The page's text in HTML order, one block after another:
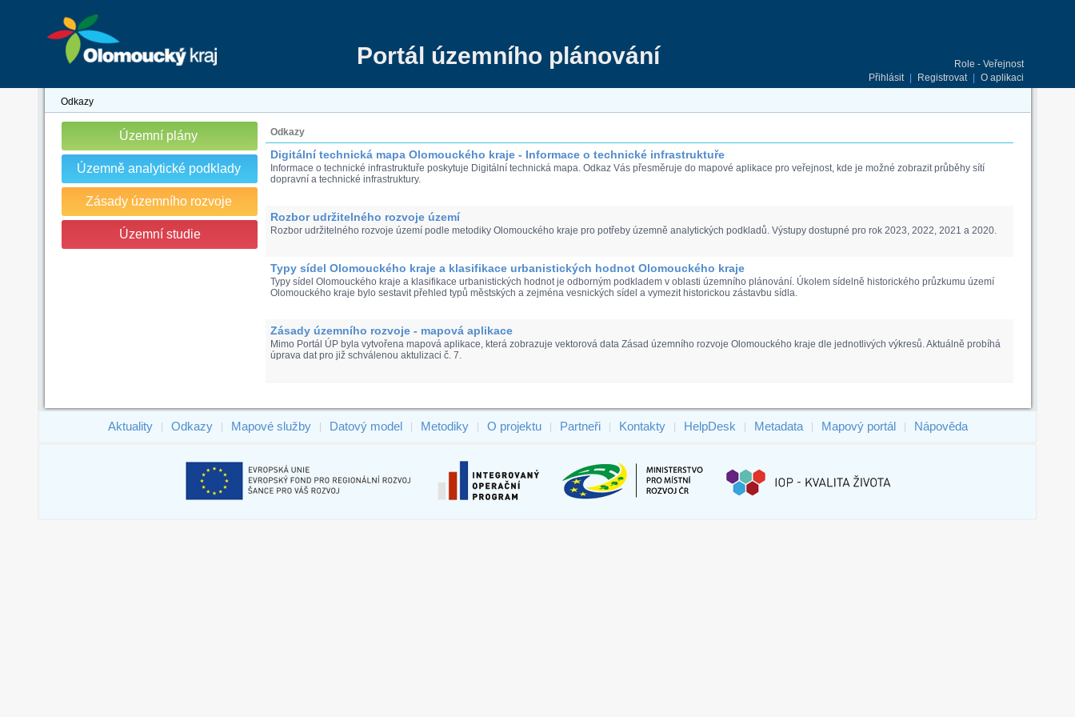
Portál územního plánování
Role - Veřejnost
Přihlásit
Registrovat O aplikaci
Odkazy
Územní plány
Územně analytické podklady
Zásady územního rozvoje
Územní studie
Odkazy
Digitální technická mapa Olomouckého kraje - Informace o technické infrastruktuře
Informace o technické infrastruktuře poskytuje Digitální technická mapa. Odkaz Vás přesměruje do mapové aplikace pro veřejnost, kde je možné zobrazit průběhy sítí
dopravní a technické infrastruktury.
Rozbor udržitelného rozvoje území
Rozbor udržitelného rozvoje území podle metodiky Olomouckého kraje pro potřeby územně analytických podkladů. Výstupy dostupné pro rok 2023, 2022, 2021 a 2020.
Typy sídel Olomouckého kraje a klasifikace urbanistických hodnot Olomouckého kraje
Typy sídel Olomouckého kraje a klasifikace urbanistických hodnot je odborným podkladem v oblasti územního plánování. Úkolem sídelně historického průzkumu území
Olomouckého kraje bylo sestavit přehled typů městských a zejména vesnických sídel a vymezit historickou zástavbu sídla.
Zásady územního rozvoje - mapová aplikace
Mimo Portál ÚP byla vytvořena mapová aplikace, která zobrazuje vektorová data Zásad územního rozvoje Olomouckého kraje dle jednotlivých výkresů. Aktuálně probíhá
úprava dat pro již schválenou aktulizaci č. 7.
Aktuality Odkazy Mapové služby Datový model Metodiky O projektu Partneři Kontakty HelpDesk Metadata Mapový portál Nápověda